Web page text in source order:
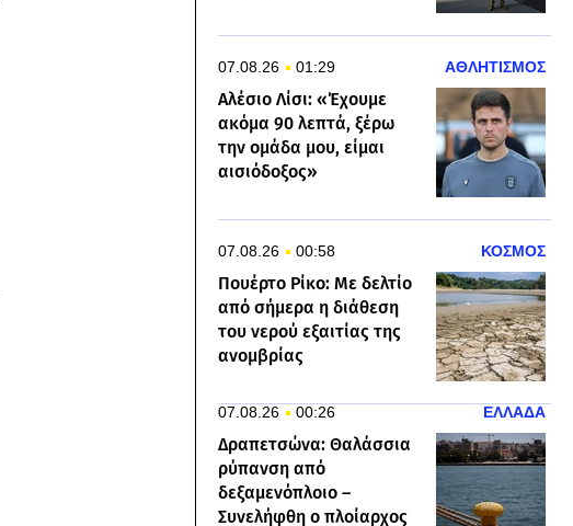
07.08.26 01:29 ΑΘΛΗΤΙΣΜΟΣ
Αλέσιο Λίσι: «Έχουμε
ακόμα 90 λεπτά, ξέρω
την ομάδα μου, είμαι
αισιόδοξος»
07.08.26 00:58 ΚΟΣΜΟΣ
Πουέρτο Ρίκο: Με δελτίο
από σήμερα η διάθεση
του νερού εξαιτίας της
ανομβρίας
07.08.26 00:26 ΕΛΛΑΔΑ
Δραπετσώνα: Θαλάσσια
ρύπανση από
δεξαμενόπλοιο –
Συνελήφθη ο πλοίαρχος